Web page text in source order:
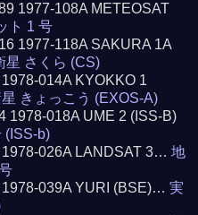
1977-108A METEOSAT
ト 1 号
1977-118A SAKURA 1A
星 さくら (CS)
014A KYOKKO 1
きょっこう (EXOS-A)
1978-018A UME 2 (ISS-B)
(ISS-b)
1978-026A LANDSAT 3…地
1978-039A YURI (BSE)…実